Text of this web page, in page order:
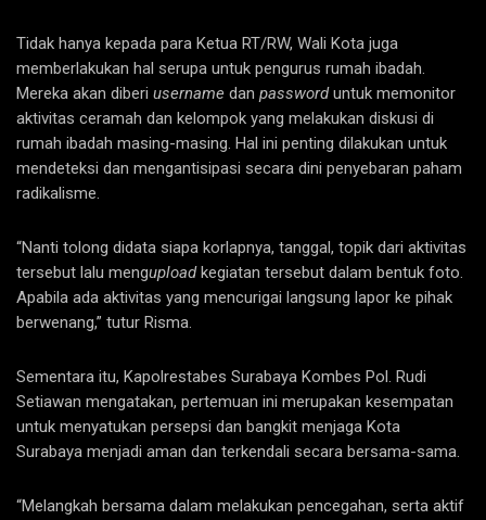
Tidak hanya kepada para Ketua RT/RW, Wali Kota juga
memberlakukan hal serupa untuk pengurus rumah ibadah.
Mereka akan diberi username dan passworduntuk memonitor
aktivitas ceramah dan kelompok yang melakukan diskusi di
rumah ibadah masing-masing. Hal ini penting dilakukan untuk
mendeteksi dan mengantisipasi secara dini penyebaran paham
radikalisme.
“Nanti tolong didata siapa korlapnya, tanggal, topik dari aktivitas
tersebut lalu menguploadkegiatan tersebut dalam bentuk foto.
Apabila ada aktivitas yang mencurigai langsung lapor ke pihak
berwenang,” tutur Risma.
Sementara itu, Kapolrestabes Surabaya Kombes Pol. Rudi
Setiawan mengatakan, pertemuan ini merupakan kesempatan
untuk menyatukan persepsi dan bangkit menjaga Kota
Surabaya menjadi aman dan terkendali secara bersama-sama.
“Melangkah bersama dalam melakukan pencegahan, serta aktif